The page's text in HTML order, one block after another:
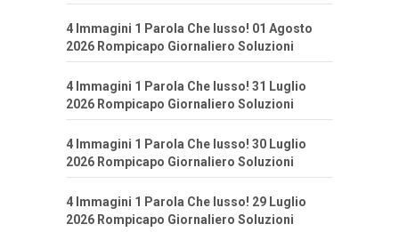
4 Immagini 1 Parola Che lusso! 01 Agosto
2026 Rompicapo Giornaliero Soluzioni
4 Immagini 1 Parola Che lusso! 31 Luglio
2026 Rompicapo Giornaliero Soluzioni
4 Immagini 1 Parola Che lusso! 30 Luglio
2026 Rompicapo Giornaliero Soluzioni
4 Immagini 1 Parola Che lusso! 29 Luglio
2026 Rompicapo Giornaliero Soluzioni